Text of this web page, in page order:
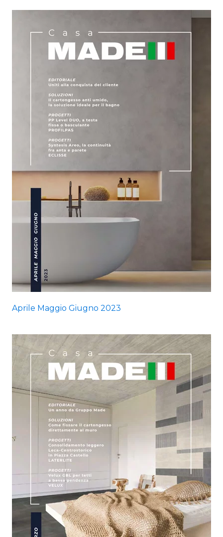
Aprile Maggio Giugno 2023